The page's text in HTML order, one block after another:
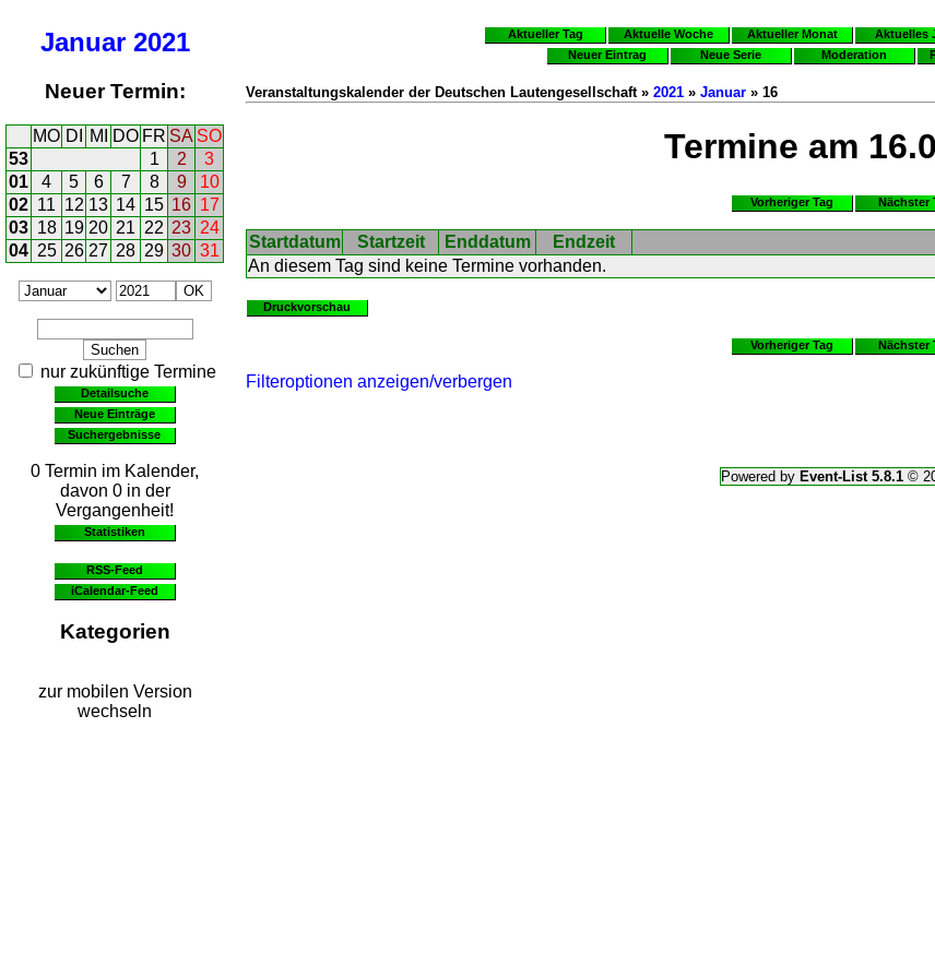
Januar 2021
Neuer Termin:
MO DI MI DO FR SA SO
53
1 2
3
01
4 5 6 7 8 9
10
02 11 12 13 14 15 16 17
03 18 19 20 21 22 23 24
04 25 26 27 28 29 30 31
nur zukünftige Termine
Detailsuche
Neue Einträge
Suchergebnisse
0 Termin im Kalender,
davon 0 in der
Vergangenheit!
Statistiken
RSS-Feed
iCalendar-Feed
Kategorien
zur mobilen Version
wechseln
Aktueller Tag Aktuelle Woche Aktueller Monat Aktuelles
Neuer Eintrag
Neue Serie Moderation
Veranstaltungskalender der Deutschen Lautengesellschaft » 2021 » Januar » 16
Termine am
Vorheriger Tag Nächster
Startdatum Startzeit Enddatum Endzeit
An diesem Tag sind keine Termine vorhanden.
Druckvorschau
Vorheriger Tag Nächster
Filteroptionen anzeigen/verbergen
Powered by Event-List 5.8.1©